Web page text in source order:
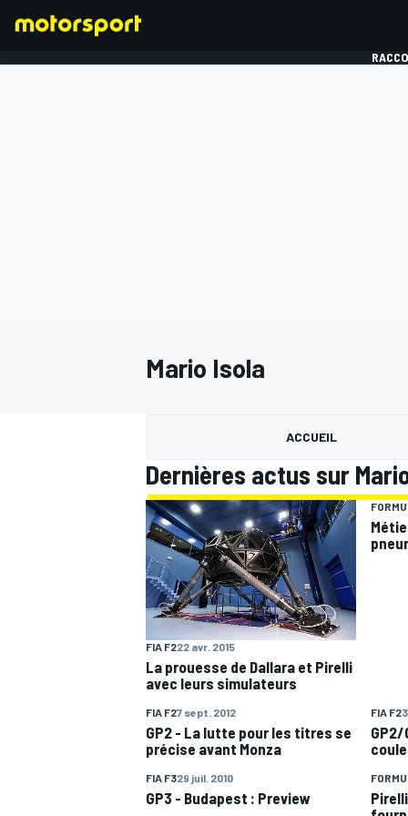
MOTOGP
Mario Isola
ACCUEIL
Dernières actus sur
FIA F222 avr. 2015
La prouesse de Dallara et Pirelli
avec leurs simulateurs
FIA F27 sept. 2012
GP2 - La lutte pour les titres se
précise avant Monza
FIA F2
GP2/
FIA F329 juil. 2010
GP3 - Budapest : Preview